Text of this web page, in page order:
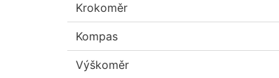
Krokoměr
Kompas
Výškoměr